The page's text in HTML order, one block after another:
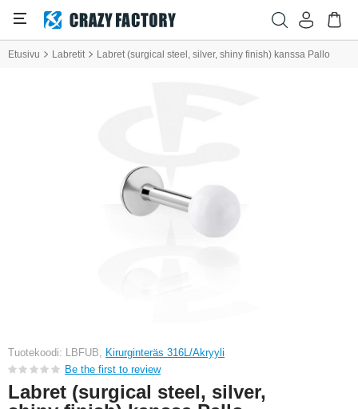
Etusivu Labretit Labret (surgical steel, silver, shiny finish) kanssa Pallo
Tuotekoodi: LBFUB, Kirurginteräs 316L/Akryyli
Be the first to review
Labret (surgical steel, silver,